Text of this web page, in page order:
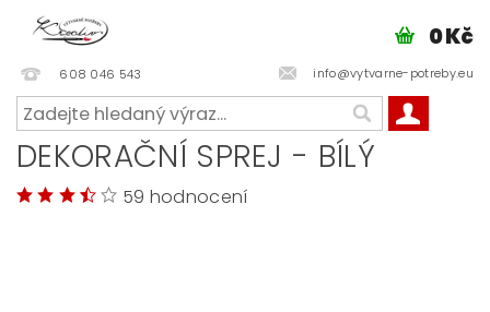
608 046 543 info@vytvarne-potreby.eu
0 Kč
DEKORAČNÍ SPREJ - BÍLÝ
59 hodnocení